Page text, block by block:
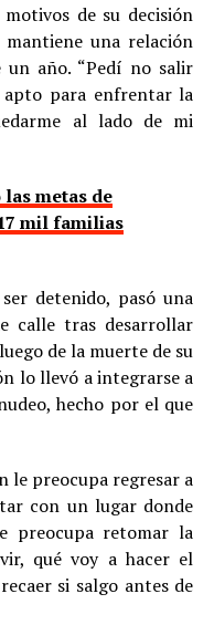
de su decisión
una relación
un año. “Pedí no salir
para enfrentar la
al lado de mi
metas de
mil familias
detenido, pasó una
calle tras desarrollar
de la muerte de su
lo llevó a integrarse a
hecho por el que
le preocupa regresar a
con un lugar donde
preocupa retomar la
qué voy a hacer el
si salgo antes de